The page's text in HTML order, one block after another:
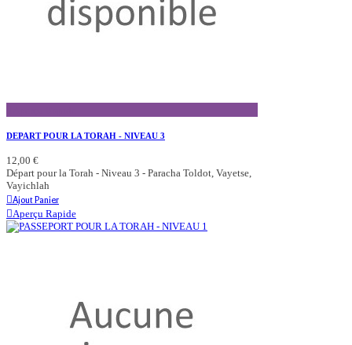
DEPART POUR LA TORAH - NIVEAU 3
12,00 €
Départ pour la Torah - Niveau 3 - Paracha Toldot, Vayetse,
Vayichlah
Ajout Panier
Aperçu Rapide